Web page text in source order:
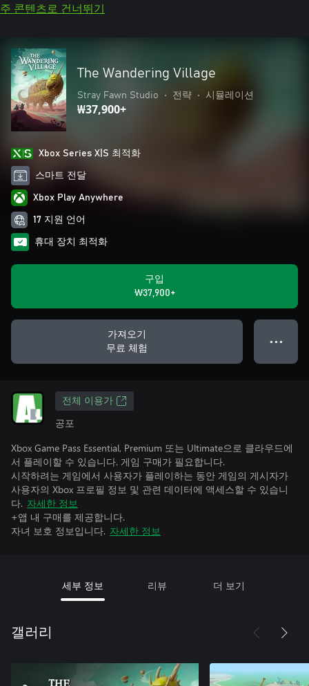
주 콘텐츠로 건너뛰기
The Wandering Village
Stray Fawn Studio • 전략 • 시뮬레이션
₩37,900+
Xbox Series X|S 최적화
스마트 전달
Xbox Play Anywhere
17 지원 언어
휴대 장치 최적화
구입
₩37,900+
가져오기
무료 체험
● ● ●
전체 이용가
공포
Xbox Game Pass Essential, Premium 또는 Ultimate으로 클라우드에
서 플레이할 수 있습니다. 게임 구매가 필요합니다.
시작하려는 게임에서 사용자가 플레이하는 동안 게임의 게시자가
사용자의 Xbox 프로필 정보 및 관련 데이터에 액세스할 수 있습니
다. 자세한 정보
+앱 내 구매를 제공합니다.
자녀 보호 정보입니다. 자세한 정보
세부 정보 리뷰 더 보기
갤러리